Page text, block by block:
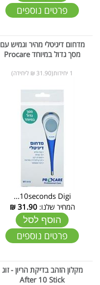
פרטים נוספים
מדחום דיגיטלי מהיר וגמיש עם
מסך גדול במיוחד Procare
1 יחידות(31.90 ₪ ליחידה)
10seconds Digi...
המחיר שלנו:31.90
₪
הוסף לסל
פרטים נוספים
מקלון הזהב בדיקת הריון - זוג
After 10 Stick